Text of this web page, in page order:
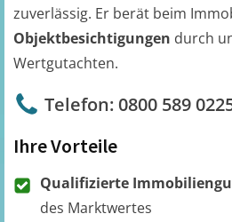
zuverlässig. Er berät beim
Objektbesichtigungen durch
Wertgutachten.
Telefon: 0800 589
Ihre Vorteile
Qualifizierte
des Marktwertes